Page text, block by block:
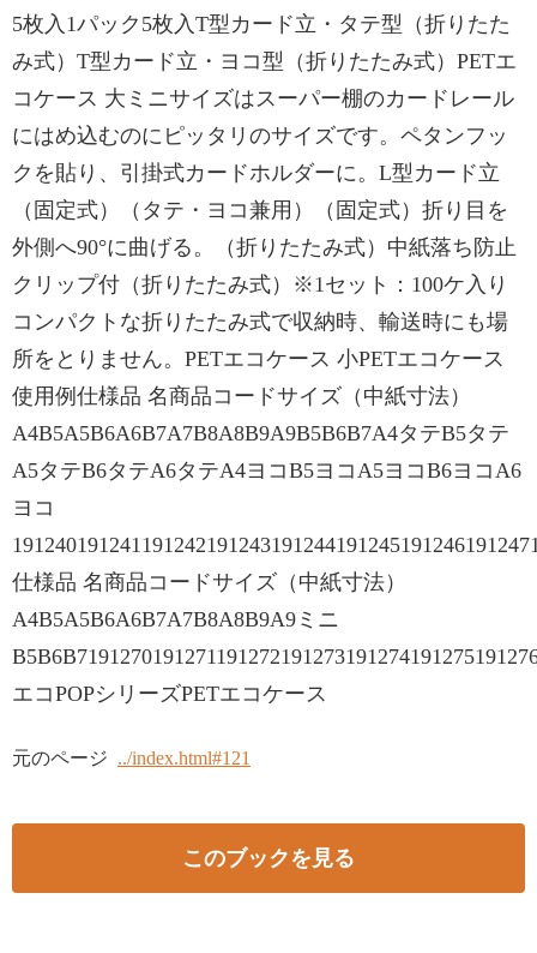
5枚入1パック5枚入T型カード立・タテ型（折りたた
み式）T型カード立・ヨコ型（折りたたみ式）PETエ
コケース 大ミニサイズはスーパー棚のカードレール
にはめ込むのにピッタリのサイズです。ペタンフッ
クを貼り、引掛式カードホルダーに。L型カード立
（固定式）（タテ・ヨコ兼用）（固定式）折り目を
外側へ90°に曲げる。（折りたたみ式）中紙落ち防止
クリップ付（折りたたみ式）※1セット：100ケ入り
コンパクトな折りたたみ式で収納時、輸送時にも場
所をとりません。PETエコケース 小PETエコケース
使用例仕様品 名商品コードサイズ（中紙寸法）
A4B5A5B6A6B7A7B8A8B9A9B5B6B7A4タテB5タテ
A5タテB6タテA6タテA4ヨコB5ヨコA5ヨコB6ヨコA6
ヨコ
仕様品 名商品コードサイズ（中紙寸法）
A4B5A5B6A6B7A7B8A8B9A9ミニ
エコPOPシリーズPETエコケース
元のページ ../index.html#121
このブックを見る